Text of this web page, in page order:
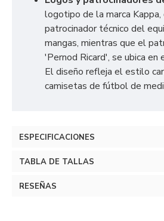
logotipo de la marca
patrocinador técnico del
mangas, mientras que el
'Pernod Ricard', se ubica en
El diseño refleja el estilo
camisetas de fútbol de
ESPECIFICACIONES
TABLA DE TALLAS
RESEÑAS